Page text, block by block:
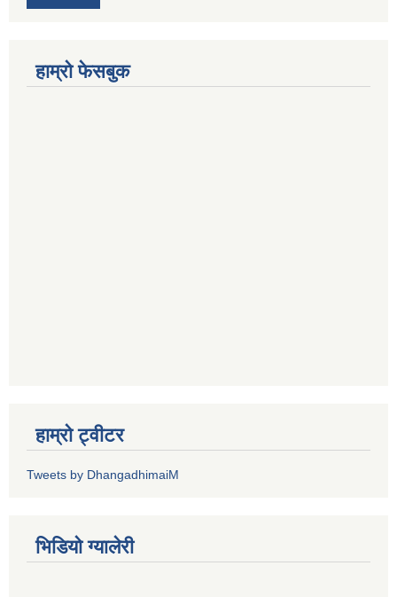
हाम्रो फेसबुक
हाम्रो ट्वीटर
Tweets by DhangadhimaiM
भिडियाे ग्यालेरी